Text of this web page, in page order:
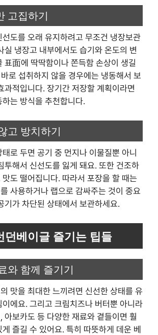
고집하기
도를 오래 유지하려고 무조건 냉장보관
실 냉장고 내부에서도 습기와 온도의 변
표面에 딱딱함이나 쫀득함 손상이 생길
로 섭취하지 않을 경우에는 냉동해서 보
과적입니다. 장기간 저장할 계획이라면
는 방식을 추천합니다.
고 방치하기
로 두면 공기 중 먼지나 이물질뿐 아니
투해서 신선도를 잃게 돼요. 또한 건조하
도 떨어집니다. 따라서 포장을 할 때는
사용하거나 랩으로 감싸주는 것이 중요
기가 차단된 상태에서 보관하세요.
던베이글 즐기는 팁들
와 함께 즐기기
맛을 최대한 느끼려면 신선한 상태를 유
에요. 그리고 크림치즈나 버터뿐 아니라
아보카도 등 다양한 재료와 곁들이면 훨
즐길 수 있어요. 특히 따뜻하게 데운 베